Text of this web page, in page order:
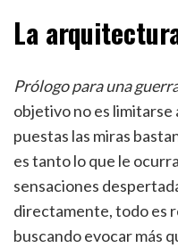
La
Prólogo para una
objetivo no es
puestas las miras
es tanto lo que le
sensaciones
directamente, todo es
buscando evocar más